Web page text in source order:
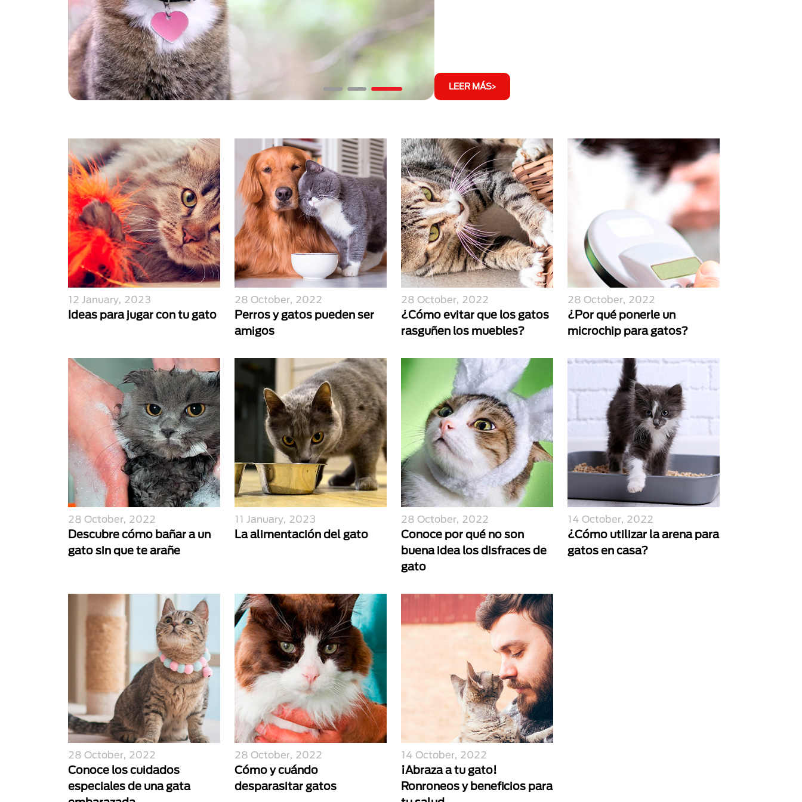
LEER MÁS
12 January, 2023
Ideas para jugar con tu gato
28 October, 2022
Perros y gatos pueden ser
amigos
28 October, 2022
¿Cómo evitar que los gatos
rasguñen los muebles?
28 October, 2022
¿Por qué ponerle un
microchip para gatos?
28 October, 2022
Descubre cómo bañar a un
gato sin que te arañe
11 January, 2023
La alimentación del gato
28 October, 2022
Conoce por qué no son
buena idea los disfraces de
gato
14 October, 2022
¿Cómo utilizar la arena para
gatos en casa?
28 October, 2022
Conoce los cuidados
especiales de una gata
28 October, 2022
Cómo y cuándo
desparasitar gatos
14 October, 2022
¡Abraza a tu gato!
Ronroneos y beneficios para